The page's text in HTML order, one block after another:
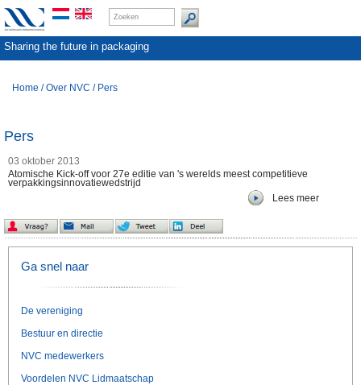
Sharing the future in packaging
Home /Over NVC / Pers
Pers
03 oktober 2013
Atomische Kick-off voor 27e editie van 's werelds meest competitieve
verpakkingsinnovatiewedstrijd
Lees meer
Ga snel naar
De vereniging
Bestuur en directie
NVC medewerkers
Voordelen NVC Lidmaatschap